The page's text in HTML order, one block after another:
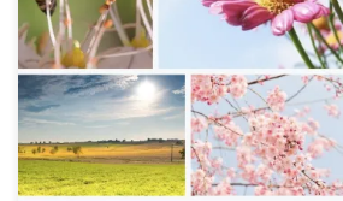
és la rima. La rima consta de la repetició
versos d’un poema. Exemples de
Troba paraules que rimin i arrossega-les
Poesies amb RIMES Fes de poeta […]